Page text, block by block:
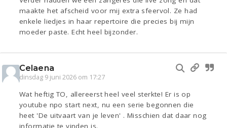
maakte het afscheid voor mij extra sfeervol. Ze had
enkele liedjes in haar repertoire die precies bij mijn
moeder paste. Echt heel bijzonder.
Celaena
dinsdag 9 juni 2026 om 17:27
Wat heftig TO, allereerst heel veel sterkte! Er is op
youtube npo start next, nu een serie begonnen die
heet 'De uitvaart van je leven' . Misschien dat daar nog
informatie te vinden is.